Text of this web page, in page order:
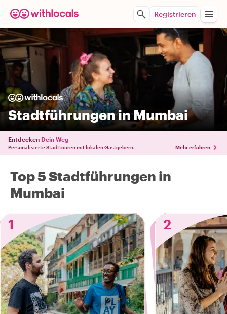
Registrieren
Stadtführungen in Mumbai
Entdecken Dein Weg
Personalisierte Stadttouren mit lokalen Gastgebern. Mehr erfahren
Top 5 Stadtführungen in
Mumbai
1
2